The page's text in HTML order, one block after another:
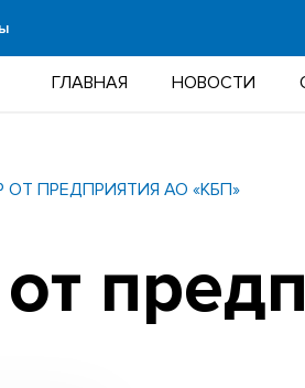
ГЛАВНАЯ НОВОСТИ
ОТ ПРЕДПРИЯТИЯ АО «КБП»